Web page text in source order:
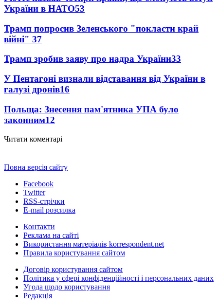
України в НАТО53
Трамп попросив Зеленського "покласти край
війні" 37
Трамп зробив заяву про надра України33
У Пентагоні визнали відставання від України в
галузі дронів16
Польща: Знесення пам'ятника УПА було
законним12
Читати коментарі
Повна версія сайту
Facebook
Twitter
RSS-стрічки
E-mail розсилка
Контакти
Реклама на сайті
Використання матеріалів korrespondent.net
Правила користування сайтом
Договір користування сайтом
Політика у сфері конфіденційності і персональних даних
Угода щодо користування
Редакція